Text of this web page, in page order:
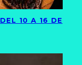
10 A 16 DE